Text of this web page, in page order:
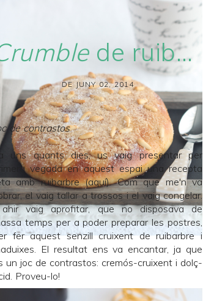
de ruibarbre i maduixes
DE JUNY 02, 2014
de contrastos
uns quants dies, us vaig presentar per
vegada en aquest espai una recepta
amb ruibarbre (aquí). Com que me'n va
el vaig tallar a trossos i el vaig congelar.
vaig aprofitar, que no disposava de
temps per a poder preparar les postres,
fer aquest senzill cruixent de ruibarbre i
El resultat ens va encantar, ja que
un joc de contrastos: cremós-cruixent i dolç-
Proveu-lo!